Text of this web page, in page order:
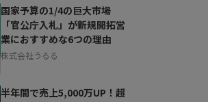
国家予算の1/4の巨大市場
「官公庁入札」が新規開拓営
業におすすめな6つの理由
株式会社うるる
半年間で売上5,000万UP！超